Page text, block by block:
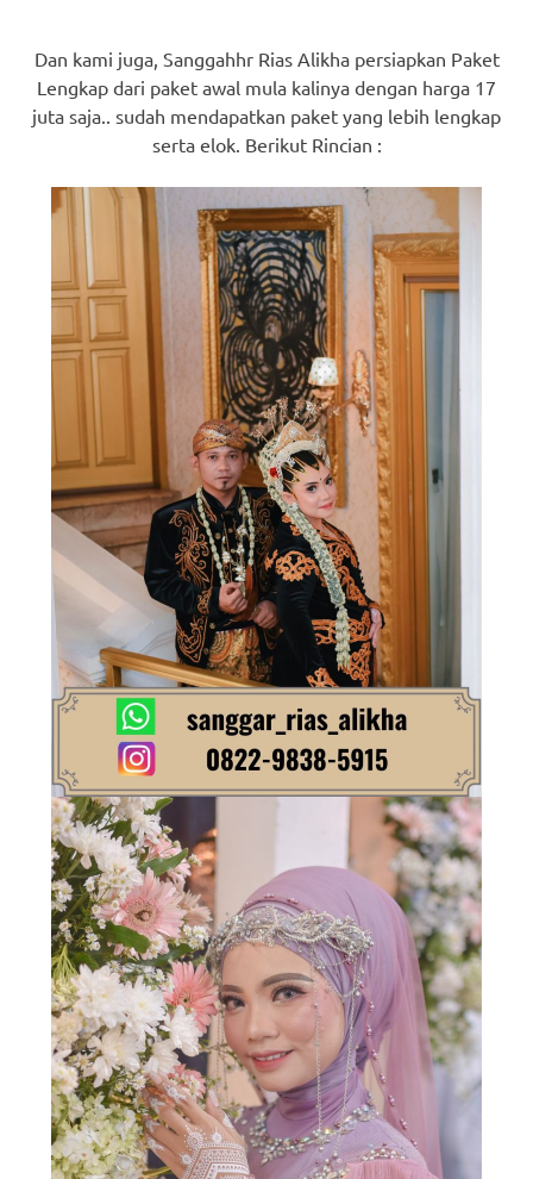
Dan kami juga, Sanggahhr Rias Alikha persiapkan Paket
Lengkap dari paket awal mula kalinya dengan harga 17
juta saja.. sudah mendapatkan paket yang lebih lengkap
serta elok. Berikut Rincian :